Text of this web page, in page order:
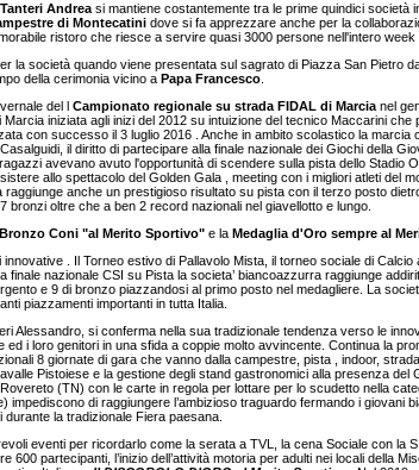
Tanteri Andrea si mantiene costantemente tra le prime quindici società
di Montecatini dove si fa apprezzare anche per la
ristoro che riesce a servire quasi 3000 persone nell'intero
la società quando viene presentata sul sagrato di Piazza San Pietro
della cerimonia vicino a Papa Francesco
del l Campionato regionale su strada FIDAL di Marcia nel
iniziata agli inizi del 2012 su intuizione del tecnico Maccarini
con successo il 3 luglio 2016 . Anche in ambito scolastico la
il diritto di partecipare alla finale nazionale dei Giochi della
avevano avuto l'opportunità di scendere sulla pista dello Stadio
allo spettacolo del Golden Gala , meeting con i migliori atleti del
raggiunge anche un prestigioso risultato su pista con il terzo posto
oltre che a ben 2 record nazionali nel giavellotto e lungo.
Coni "al Merito Sportivo" e la Medaglia d'Oro sempre al
. Il Torneo estivo di Pallavolo Mista, il torneo sociale di
nazionale CSI su Pista la societa’ biancoazzurra raggiunge
e 9 di bronzo piazzandosi al primo posto nel medagliere. La
piazzamenti importanti in tutta Italia.
Alessandro, si conferma nella sua tradizionale tendenza verso le
i loro genitori in una sfida a coppie molto avvincente. Continua la
8 giornate di gara che vanno dalla campestre, pista , indoor,
Pistoiese e la gestione degli stand gastronomici alla presenza
(TN) con le carte in regola per lottare per lo scudetto nella
impediscono di raggiungere l’ambizioso traguardo fermando i giovani
la tradizionale Fiera paesana.
eventi per ricordarlo come la serata a TVL, la cena Sociale con la
600 partecipanti, l’inizio dell’attività motoria per adulti nei locali della